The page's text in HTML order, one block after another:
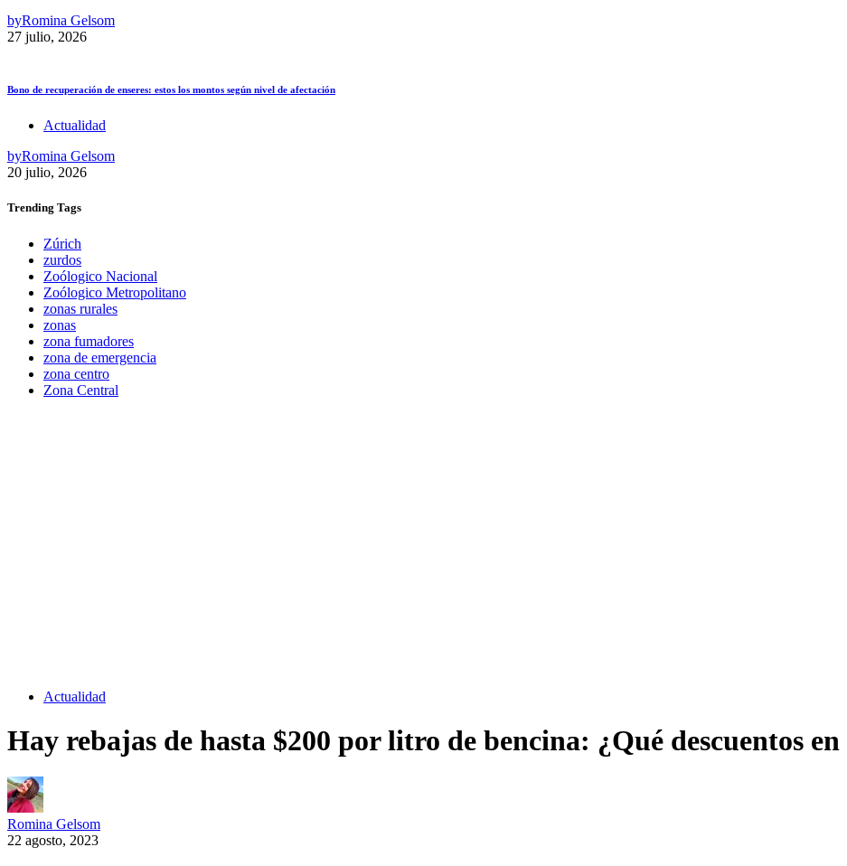
byRomina Gelsom
27 julio, 2026
Bono de recuperación de enseres: estos los montos según nivel de afectación
Actualidad
byRomina Gelsom
20 julio, 2026
Trending Tags
Zúrich
zurdos
Zoólogico Nacional
Zoólogico Metropolitano
zonas rurales
zonas
zona fumadores
zona de emergencia
zona centro
Zona Central
Actualidad
Hay rebajas de hasta $200 por litro de bencina: ¿Qué descuentos
Romina Gelsom
22 agosto, 2023